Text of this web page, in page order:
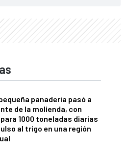
panadería pasó a
de la molienda, con
1000 toneladas diarias
al trigo en una región